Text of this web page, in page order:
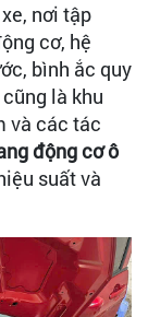
thiện
Dương
nơi tập
cơ, hệ
bình ắc quy
là khu
và các tác
động cơ ô
suất và